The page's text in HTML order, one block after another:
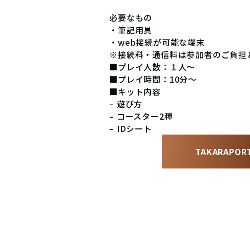
必要なもの
・筆記用具
・web接続が可能な端末
※接続料・通信料は参加者のご負担
■プレイ人数：１人〜
■プレイ時間：10分〜
■キット内容
– 遊び方
– コースター2種
– IDシート